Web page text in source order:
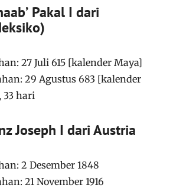
Pakal I dari
27 Juli 615 [kalender Maya]
29 Agustus 683 [kalender
33 hari
Joseph I dari Austria
2 Desember 1848
21 November 1916